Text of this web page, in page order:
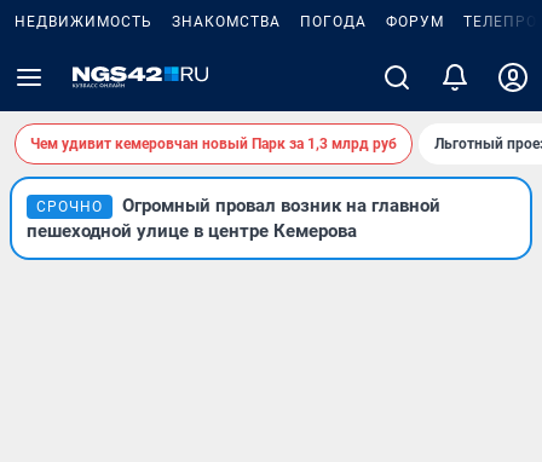
НЕДВИЖИМОСТЬ ЗНАКОМСТВА ПОГОДА ФОРУМ
Чем удивит кемеровчан новый Парк за 1,3 млрд руб Льготный
СРОЧНО
Огромный провал возник на главной
пешеходной улице в центре Кемерова